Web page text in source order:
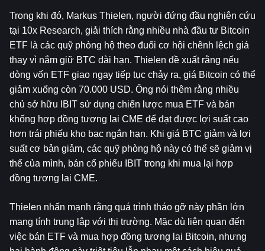
Trong khi đó, Markus Thielen, người đứng đầu nghiên cứu
tại 10x Research, giải thích rằng nhiều nhà đầu tư Bitcoin
ETF là các quỹ phòng hộ theo đuổi cơ hội chênh lệch giá
thay vì nắm giữ BTC dài hạn. Thielen đề xuất rằng nếu
dòng vốn ETF giao ngay tiếp tục chảy ra, giá Bitcoin có thể
giảm xuống còn 70.000 USD. Ông nói thêm rằng nhiều
chủ sở hữu IBIT sử dụng chiến lược mua ETF và bán
khống hợp đồng tương lai CME để đạt được lợi suất cao
hơn trái phiếu kho bạc ngắn hạn. Khi giá BTC giảm và lợi
suất cơ bản giảm, các quỹ phòng hộ này có thể sẽ giảm vị
thế của mình, bán cổ phiếu IBIT trong khi mua lại hợp
đồng tương lai CME.
Thielen nhấn mạnh rằng quá trình tháo gỡ này phần lớn
mang tính trung lập với thị trường. Mặc dù liên quan đến
việc bán ETF và mua hợp đồng tương lai Bitcoin, nhưng